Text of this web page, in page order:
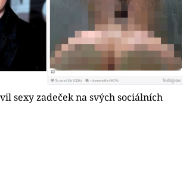
sexy zadeček na svých sociálních